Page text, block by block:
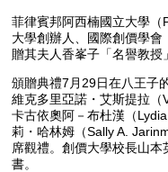
菲律賓邦阿西楠國立大學
大學創辦人、國際創價學
贈其夫人香峯子「名譽教授
頒贈典禮7月29日在八王子
維克多里亞諾・艾斯提拉（
卡古依奧阿－布杜漢（
莉・哈林姆（Sally A.
席觀禮。創價大學校長山
書。